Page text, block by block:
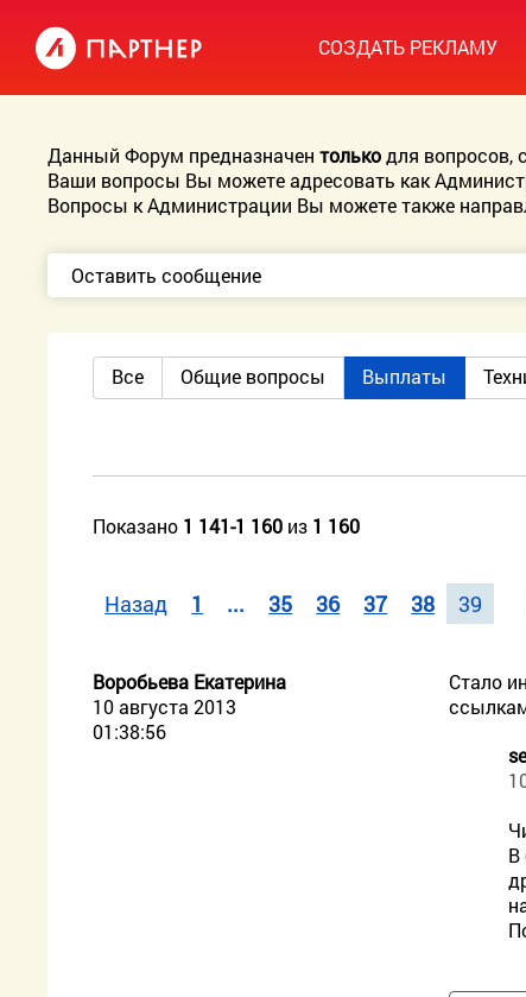
СОЗДАТЬ РЕКЛАМУ
Данный Форум предназначентолькодля вопросов,
Ваши вопросы Вы можете адресовать как
Вопросы к Администрации Вы можете также
Оставить сообщение
Все Общие вопросы Выплаты
Показано 1 141-1 160 из 1 160
Назад 1 ... 35 36 37 38 39
Воробьева Екатерина
10 августа 2013
01:38:56
Стало
В